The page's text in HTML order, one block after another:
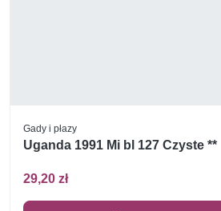
Gady i płazy
Uganda 1991 Mi bl 127 Czyste **
29,20 zł